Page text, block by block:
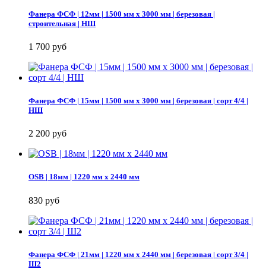
Фанера ФСФ | 12мм | 1500 мм х 3000 мм | березовая |
строительная | НШ
1 700 руб
Фанера ФСФ | 15мм | 1500 мм х 3000 мм | березовая | сорт 4/4 |
НШ
2 200 руб
OSB | 18мм | 1220 мм х 2440 мм
830 руб
Фанера ФСФ | 21мм | 1220 мм х 2440 мм | березовая | сорт 3/4 |
Ш2